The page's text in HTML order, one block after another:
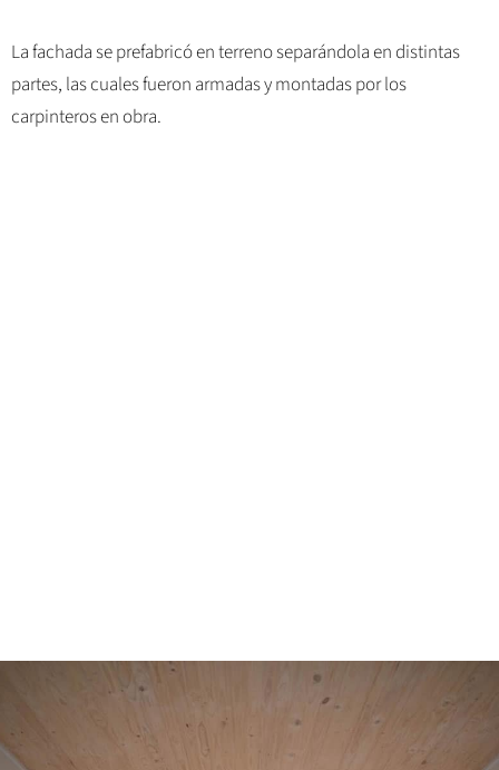
La fachada se prefabricó en terreno separándola en distintas
partes, las cuales fueron armadas y montadas por los
carpinteros en obra.